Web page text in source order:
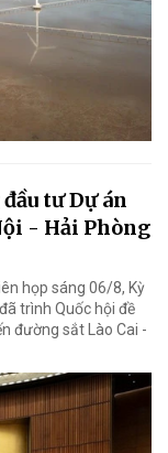
tư Dự án
- Hải Phòng
họp sáng 06/8, Kỳ
trình Quốc hội đề
đường sắt Lào Cai -